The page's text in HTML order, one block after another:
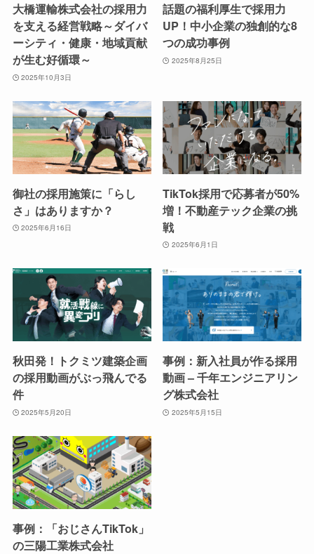
大橋運輸株式会社の採用力
を支える経営戦略～ダイバ
ーシティ・健康・地域貢献
が生む好循環～
2025年10月3日
話題の福利厚生で採用力
UP！中小企業の独創的な8
つの成功事例
2025年8月25日
御社の採用施策に「らし
さ」はありますか？
2025年6月16日
TikTok採用で応募者が50%
増！不動産テック企業の挑
戦
2025年6月1日
秋田発！トクミツ建築企画
の採用動画がぶっ飛んでる
件
2025年5月20日
事例：新入社員が作る採用
動画 – 千年エンジニアリン
グ株式会社
2025年5月15日
事例：「おじさんTikTok」
の三陽工業株式会社